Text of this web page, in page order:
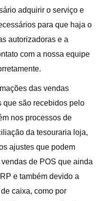
adquirir o serviço e
para que haja o
autorizadoras e a
com a nossa equipe
das vendas
que são recebidos pelo
nos processos de
da tesouraria loja,
ajustes que podem
de POS que ainda
e também devido a
caixa, como por